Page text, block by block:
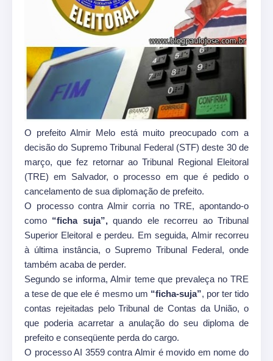
O prefeito Almir Melo está muito preocupado com a
decisão do Supremo Tribunal Federal (STF) deste 30 de
março, que fez retornar ao Tribunal Regional Eleitoral
(TRE) em Salvador, o processo em que é pedido o
cancelamento de sua diplomação de prefeito.
O processo contra Almir corria no TRE, apontando-o
como “ficha suja”,quando ele recorreu ao Tribunal
Superior Eleitoral e perdeu. Em seguida, Almir recorreu
à última instância, o Supremo Tribunal Federal, onde
também acaba de perder.
Segundo se informa, Almir teme que prevaleça no TRE
a tese de que ele é mesmo um “ficha-suja”, por ter tido
contas rejeitadas pelo Tribunal de Contas da União, o
que poderia acarretar a anulação do seu diploma de
prefeito e conseqüente perda do cargo.
O processo AI 3559 contra Almir é movido em nome do